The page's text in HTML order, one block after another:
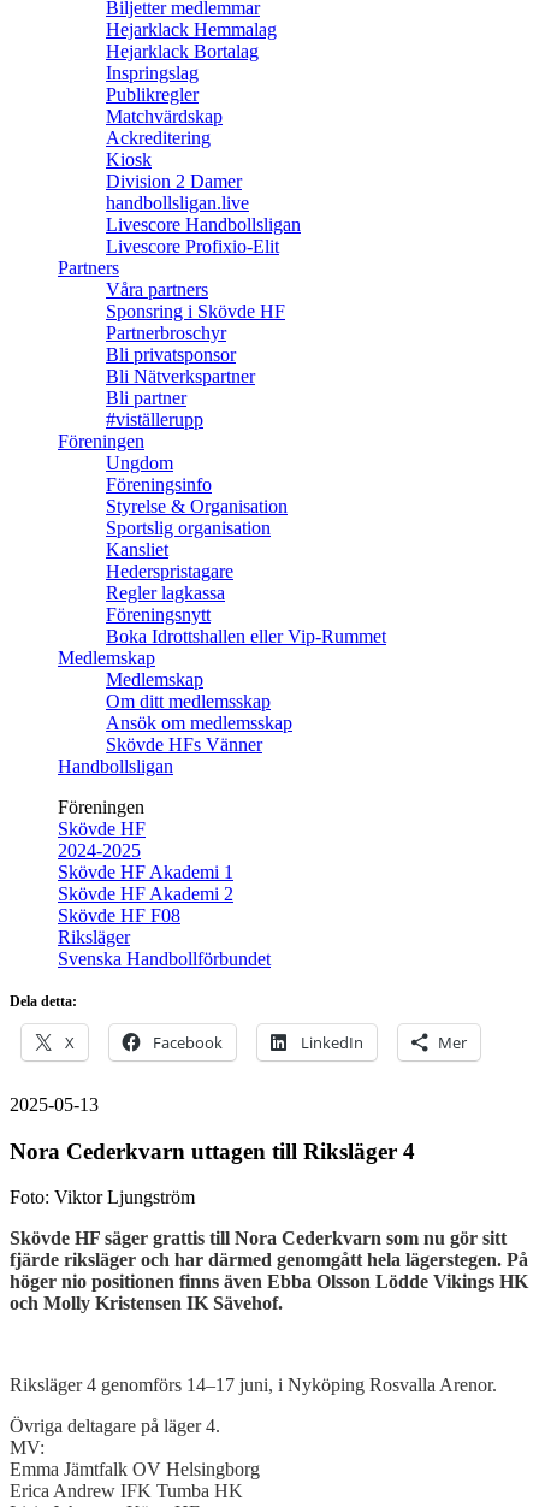
Biljetter medlemmar
Hejarklack Hemmalag
Hejarklack Bortalag
Inspringslag
Publikregler
Matchvärdskap
Ackreditering
Kiosk
Division 2 Damer
handbollsligan.live
Livescore Handbollsligan
Livescore Profixio-Elit
Partners
Våra partners
Sponsring i Skövde HF
Partnerbroschyr
Bli privatsponsor
Bli Nätverkspartner
Bli partner
#viställerupp
Föreningen
Ungdom
Föreningsinfo
Styrelse & Organisation
Sportslig organisation
Kansliet
Hederspristagare
Regler lagkassa
Föreningsnytt
Boka Idrottshallen eller Vip-Rummet
Medlemskap
Medlemskap
Om ditt medlemsskap
Ansök om medlemsskap
Skövde HFs Vänner
Handbollsligan
Föreningen
Skövde HF
2024-2025
Skövde HF Akademi 1
Skövde HF Akademi 2
Skövde HF F08
Riksläger
Svenska Handbollförbundet
Dela detta:
X Facebook LinkedIn Mer
2025-05-13
Nora Cederkvarn uttagen till Riksläger 4
Foto: Viktor Ljungström
Skövde HF säger grattis till Nora Cederkvarn som nu gör sitt
fjärde riksläger och har därmed genomgått hela lägerstegen. På
höger nio positionen finns även Ebba Olsson Lödde Vikings HK
och Molly Kristensen IK Sävehof.
Riksläger 4 genomförs 14–17 juni, i Nyköping Rosvalla Arenor.
Övriga deltagare på läger 4.
MV:
Emma Jämtfalk OV Helsingborg
Erica Andrew IFK Tumba HK